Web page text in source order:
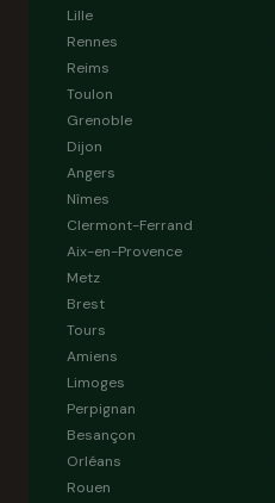
Lille
Rennes
Reims
Toulon
Grenoble
Dijon
Angers
Nîmes
Clermont-Ferrand
Aix-en-Provence
Metz
Brest
Tours
Amiens
Limoges
Perpignan
Besançon
Orléans
Rouen